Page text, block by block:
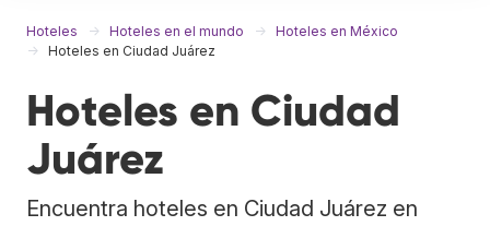
Hoteles Hoteles en el mundo
Hoteles en México
Hoteles en Ciudad Juárez
Hoteles en Ciudad
Juárez
Encuentra hoteles en Ciudad Juárez en